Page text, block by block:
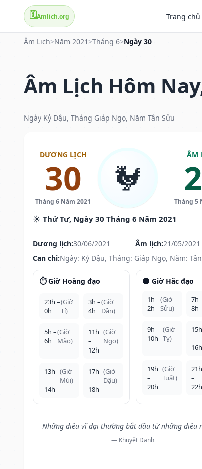
🗓️Amlich.org Trang chủ
Âm Lịch>Năm 2021 >Tháng 6>Ngày 30
Âm Lịch Hôm
Ngày Kỷ Dậu, Tháng Giáp Ngọ, Năm Tân Sửu
DƯƠNG LỊCH
30
Tháng 6 Năm 2021
🐓
ÂM
Tháng 5
☀️ Thứ Tư, Ngày 30 Tháng 6 Năm 2021
Dương lịch:30/06/2021 Âm lịch:21/05/2021
Can chi:Ngày: Kỷ Dậu, Tháng: Giáp Ngọ, Năm:
⏱️ Giờ Hoàng đạo
23h –
0h
(Giờ
Tí)
3h –
4h
(Giờ
Dần)
5h –
6h
(Giờ
Mão)
11h
–
12h
(Giờ
Ngọ)
13h
–
14h
(Giờ
Mùi)
17h
–
18h
(Giờ
Dậu)
🌑 Giờ Hắc đạo
1h –
2h
(Giờ
Sửu)
7h
8h
9h –
10h
(Giờ
Tỵ)
15h
–
16h
19h
–
20h
(Giờ
Tuất)
21h
–
22h
Những điều vĩ đại thường bắt đầu từ những điều
— Khuyết Danh